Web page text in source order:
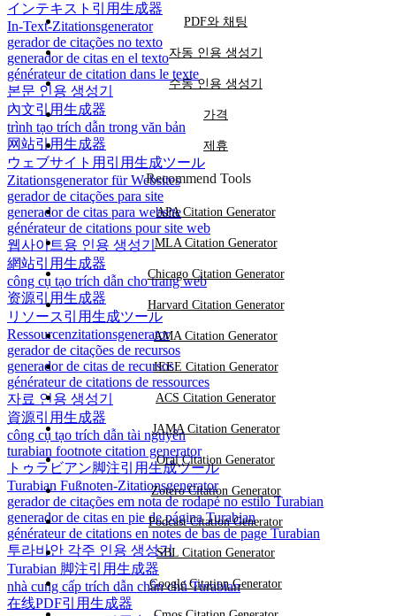
インテキスト引用生成器
In-Text-Zitationsgenerator
gerador de citações no texto
generador de citas en el texto
générateur de citation dans le texte
본문 인용 생성기
內文引用生成器
trình tạo trích dẫn trong văn bản
网站引用生成器
ウェブサイト用引用生成ツール
Zitationsgenerator für Websites
gerador de citações para site
generador de citas para website
générateur de citations pour site web
웹사이트용 인용 생성기
網站引用生成器
công cụ tạo trích dẫn cho trang web
资源引用生成器
リソース引用生成ツール
Ressourcenzitationsgenerator
gerador de citações de recursos
generador de citas de recursos
générateur de citations de ressources
자료 인용 생성기
資源引用生成器
công cụ tạo trích dẫn tài nguyên
turabian footnote citation generator
トゥラビアン脚注引用生成ツール
Turabian Fußnoten-Zitationsgenerator
gerador de citações em nota de rodapé no estilo Turabian
generador de citas en pie de página Turabian
générateur de citations en notes de bas de page Turabian
투라비안 각주 인용 생성기
Turabian 脚注引用生成器
nhà cung cấp trích dẫn chân chú Turabian
在线PDF引用生成器
PDF와 채팅
자동 인용 생성기
수동 인용 생성기
가격
제휴
Recommend Tools
APA Citation Generator
MLA Citation Generator
Chicago Citation Generator
Harvard Citation Generator
AMA Citation Generator
IEEE Citation Generator
ACS Citation Generator
JAMA Citation Generator
Oral Citation Generator
Zotero Citation Generator
Podcast Citation Generator
SBL Citation Generator
Google Citation Generator